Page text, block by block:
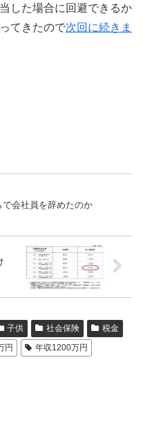
した場合に回避できるか
てきたので次回に続きま
で会社員を辞めたのか
子供 社会保険
税金
円
年収1200万円